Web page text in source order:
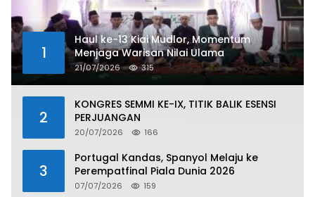
1
Haul ke-13 Kiai Mudlor, Momentum
Menjaga Warisan Nilai Ulama
21/07/2026 315
2
KONGRES SEMMI KE-IX, TITIK BALIK ESENSI
PERJUANGAN
20/07/2026 166
3
Portugal Kandas, Spanyol Melaju ke
Perempatfinal Piala Dunia 2026
07/07/2026 159